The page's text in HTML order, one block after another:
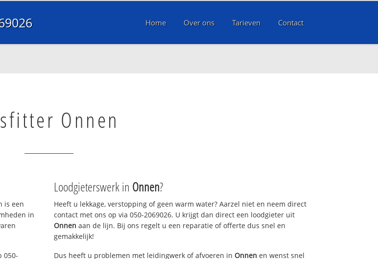
Home Over ons Tarieven Contact
Onnen
is een
in
050-
Loodgieterswerk in Onnen?
Heeft u lekkage, verstopping of geen warm water? Aarzel niet en neem direct
contact met ons op via 050-2069026. U krijgt dan direct een loodgieter uit
Onnen aan de lijn. Bij ons regelt u een reparatie of offerte dus snel en
gemakkelijk!
Dus heeft u problemen met leidingwerk of afvoeren in Onnen en wenst snel